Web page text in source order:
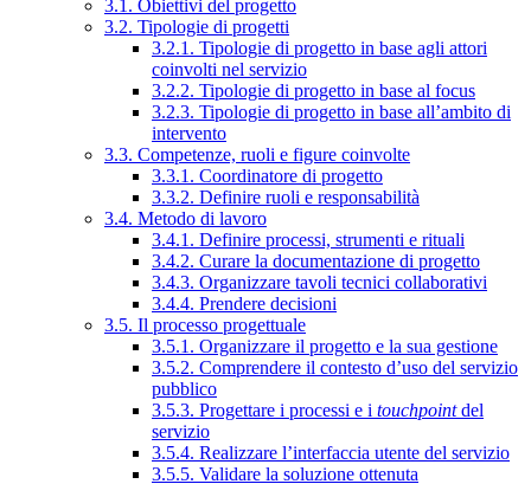
3.1. Obiettivi del progetto
3.2. Tipologie di progetti
3.2.1. Tipologie di progetto in base agli attori
coinvolti nel servizio
3.2.2. Tipologie di progetto in base al focus
3.2.3. Tipologie di progetto in base all’ambito di
intervento
3.3. Competenze, ruoli e figure coinvolte
3.3.1. Coordinatore di progetto
3.3.2. Definire ruoli e responsabilità
3.4. Metodo di lavoro
3.4.1. Definire processi, strumenti e rituali
3.4.2. Curare la documentazione di progetto
3.4.3. Organizzare tavoli tecnici collaborativi
3.4.4. Prendere decisioni
3.5. Il processo progettuale
3.5.1. Organizzare il progetto e la sua gestione
3.5.2. Comprendere il contesto d’uso del servizio
pubblico
3.5.3. Progettare i processi e i touchpointdel
servizio
3.5.4. Realizzare l’interfaccia utente del servizio
3.5.5. Validare la soluzione ottenuta